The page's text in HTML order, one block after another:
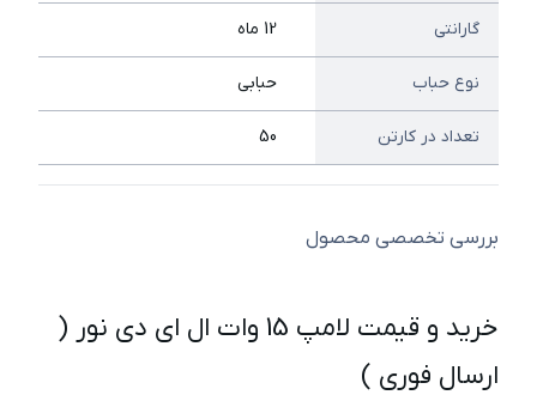
گارانتی 12 ماه
نوع حباب حبابی
تعداد در کارتن 50
بررسی تخصصی محصول
خرید و قیمت لامپ 15 وات ال ای دی نور (
ارسال فوری )